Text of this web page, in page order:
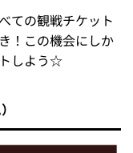
ての観戦チケット
！この機会にしか
しよう☆